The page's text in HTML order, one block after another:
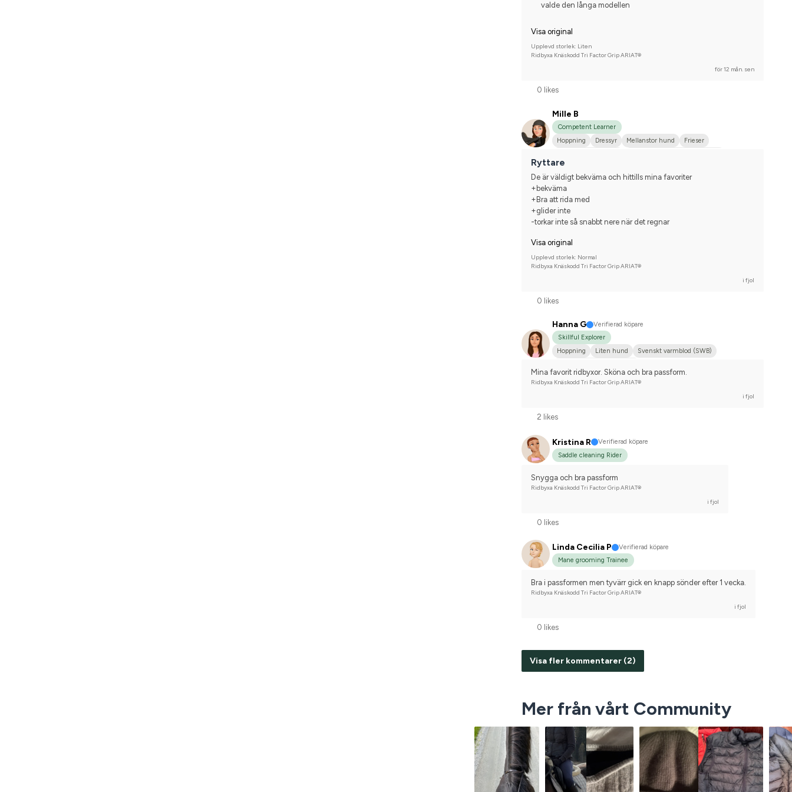
valde den långa modellen
Visa original
Upplevd storlek: Liten
Ridbyxa Knäskodd Tri Factor Grip ARIAT®
för 12 mån. sen
0 likes
Mille B
Competent Learner
Hoppning
Dressyr Mellanstor hund
Frieser
Ryttare
De är väldigt bekväma och hittills mina favoriter
+bekväma
+Bra att rida med
+glider inte
-torkar inte så snabbt nere när det regnar
Visa original
Upplevd storlek: Normal
Ridbyxa Knäskodd Tri Factor Grip ARIAT®
i fjol
0 likes
Hanna G
Verifierad köpare
Skillful Explorer
Hoppning
Liten hund
Svenskt varmblod (SWB)
Mina favorit ridbyxor. Sköna och bra passform.
Ridbyxa Knäskodd Tri Factor Grip ARIAT®
i fjol
2 likes
Kristina R
Verifierad köpare
Saddle cleaning Rider
Snygga och bra passform
Ridbyxa Knäskodd Tri Factor Grip ARIAT®
i fjol
0 likes
Linda Cecilia P
Verifierad köpare
Mane grooming Trainee
Bra i passformen men tyvärr gick en knapp sönder efter 1 vecka.
Ridbyxa Knäskodd Tri Factor Grip ARIAT®
i fjol
0 likes
Visa fler kommentarer (2)
Mer från vårt Community